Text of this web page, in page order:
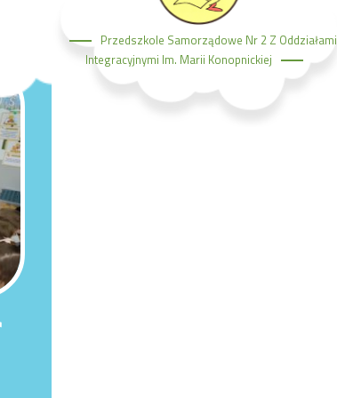
Przedszkole Samorządowe Nr 2 Z Oddziałami
Integracyjnymi Im. Marii Konopnickiej